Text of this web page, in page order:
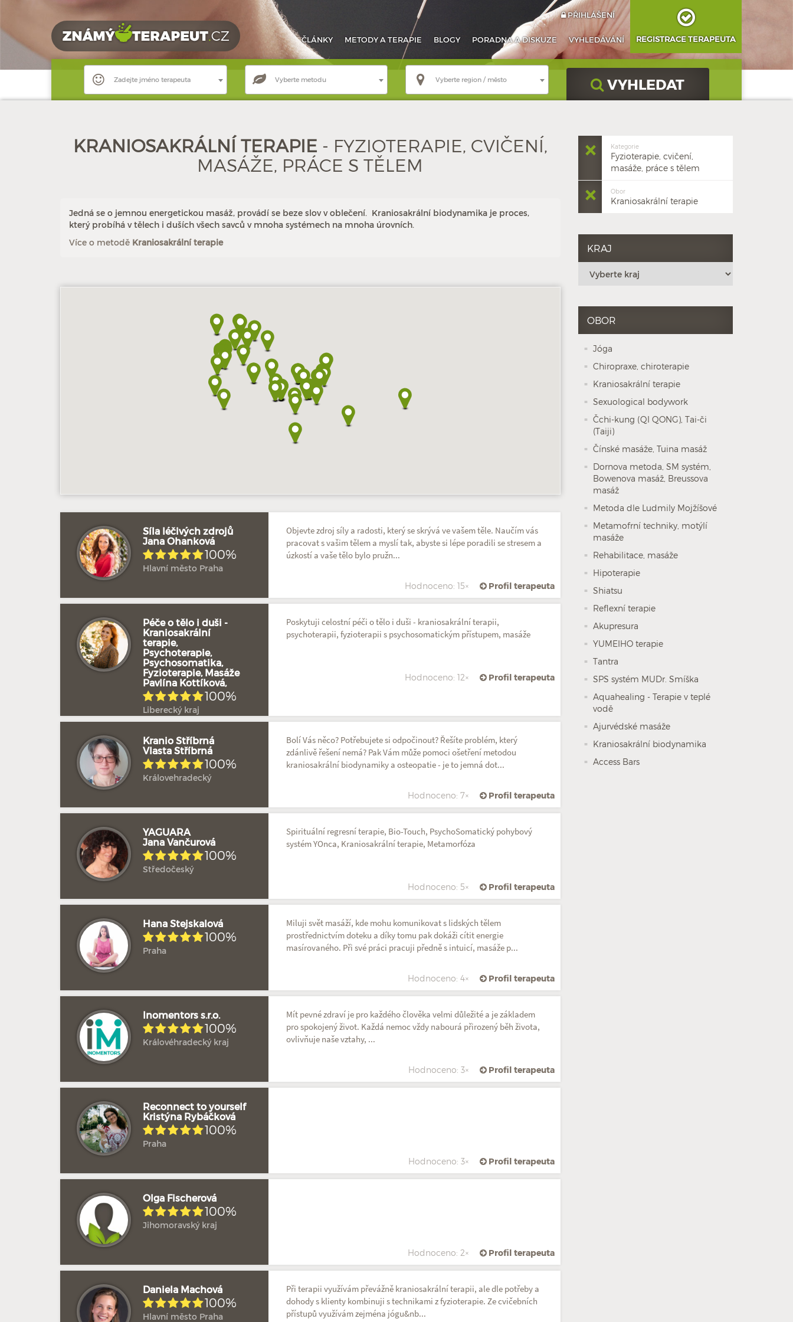
ČLÁNKY METODYA TERAPIE BLOGY PORADNAA DISKUZE VYHLEDÁVÁNÍ
PŘIHLÁŠENÍ
REGISTRACE TERAPEUTA
Zadejte jméno terapeuta Vyberte metodu Vyberte region / město VYHLEDAT
KRANIOSAKRÁLNÍ TERAPIE - FYZIOTERAPIE, CVIČENÍ,
MASÁŽE, PRÁCE S TĚLEM
Jedná se o jemnou energetickou masáž, provádí se beze slov v oblečení. Kraniosakrální biodynamika je proces,
který probíhá v tělech i duších všech savců v mnoha systémech na mnoha úrovních.
Více o metodě Kraniosakrální terapie
Síla léčivých zdrojů
Jana Ohanková
100%
Hlavní město Praha
Objevte zdroj síly a radosti, který se skrývá ve vašem těle. Naučím vás
pracovat s vašim tělem a myslí tak, abyste si lépe poradili se stresem a
úzkostí a vaše tělo bylo pružn...
Hodnoceno: 15× Profil terapeuta
Péče o tělo i duši -
Kraniosakrální
terapie,
Psychoterapie,
Psychosomatika,
Fyzioterapie, Masáže
Pavlína Kottíková,
100%
Liberecký kraj
Poskytuji celostní péči o tělo i duši - kraniosakrální terapii,
psychoterapii, fyzioterapii s psychosomatickým přístupem, masáže
Hodnoceno: 12× Profil terapeuta
Kranio Stříbrná
Vlasta Stříbrná
100%
Královehradecký
Bolí Vás něco? Potřebujete si odpočinout? Řešíte problém, který
zdánlivě řešení nemá? Pak Vám může pomoci ošetření metodou
kraniosakrální biodynamiky a osteopatie - je to jemná dot...
Hodnoceno: 7× Profil terapeuta
YAGUARA
Jana Vančurová
100%
Středočeský
Spirituální regresní terapie, Bio-Touch, PsychoSomatický pohybový
systém YOnca, Kraniosakrální terapie, Metamorfóza
Hodnoceno: 5× Profil terapeuta
Hana Stejskalová
100%
Praha
Miluji svět masáží, kde mohu komunikovat s lidských tělem
prostřednictvím doteku a díky tomu pak dokáži cítit energie
masírovaného. Při své práci pracuji předně s intuicí, masáže p...
Hodnoceno: 4× Profil terapeuta
Inomentors s.r.o.
100%
Královéhradecký kraj
Mít pevné zdraví je pro každého člověka velmi důležité a je základem
pro spokojený život. Každá nemoc vždy nabourá přirozený běh života,
ovlivňuje naše vztahy, ...
Hodnoceno: 3× Profil terapeuta
Reconnect to yourself
Kristýna Rybáčková
100%
Praha
Hodnoceno: 3×
Profil terapeuta
Olga Fischerová
100%
Jihomoravský kraj
Hodnoceno: 2× Profil terapeuta
Daniela Machová
100%
Hlavní město Praha
Při terapii využívám převážně kraniosakrální terapii, ale dle potřeby a
dohody s klienty kombinuji s technikami z fyzioterapie. Ze cvičebních
přístupů využívám zejména jógu&nb...
Kategorie
Fyzioterapie, cvičení,
masáže, práce s tělem
Obor
Kraniosakrální terapie
KRAJ
OBOR
Jóga
Chiropraxe, chiroterapie
Kraniosakrální terapie
Sexuological bodywork
Čchi-kung (QI QONG), Tai-či
(Taiji)
Čínské masáže, Tuina masáž
Dornova metoda, SM systém,
Bowenova masáž, Breussova
masáž
Metoda dle Ludmily Mojžíšové
Metamofrní techniky, motýlí
masáže
Rehabilitace, masáže
Hipoterapie
Shiatsu
Reflexní terapie
Akupresura
YUMEIHO terapie
Tantra
SPS systém MUDr. Smíška
Aquahealing - Terapie v teplé
vodě
Ajurvédské masáže
Kraniosakrální biodynamika
Access Bars